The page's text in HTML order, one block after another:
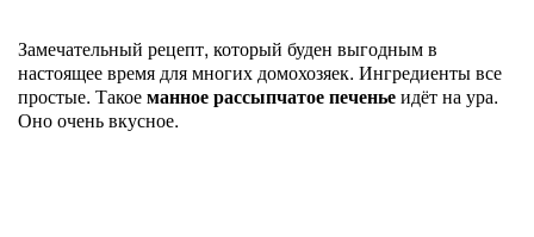
Замечательный рецепт, который буден выгодным в
настоящее время для многих домохозяек. Ингредиенты все
простые. Такоеманное рассыпчатое печеньеидёт на ура.
Оно очень вкусное.